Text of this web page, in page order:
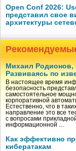
Open Conf 2026:
представил свое
архитектуры
Михаил Родионов,
Развиваясь по
В настоящее время
безопасность
самостоятельное
корпоративной
Естественно, что в
направление это все
с вопросами
информационной …
Как эффективно
кибератакам